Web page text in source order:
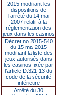
2015 modifiant les
dispositions de
l’arrêté du 14 mai
2007 relatif à la
réglementation des
jeux dans les casinos
Décret no 2015-540
du 15 mai 2015
modifiant la liste des
jeux autorisés dans
les casinos fixée par
l’article D.321-13 du
code de la sécurité
intérieure
Arrêté du 30